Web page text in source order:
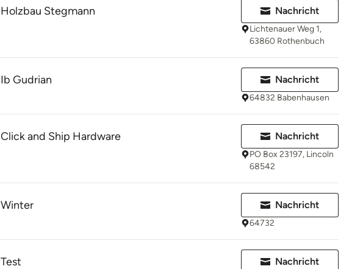
Holzbau Stegmann Nachricht
Lichtenauer Weg 1,
63860 Rothenbuch
Ib Gudrian Nachricht
64832 Babenhausen
Click and Ship Hardware Nachricht
PO Box 23197, Lincoln
68542
Winter Nachricht
64732
Test Nachricht